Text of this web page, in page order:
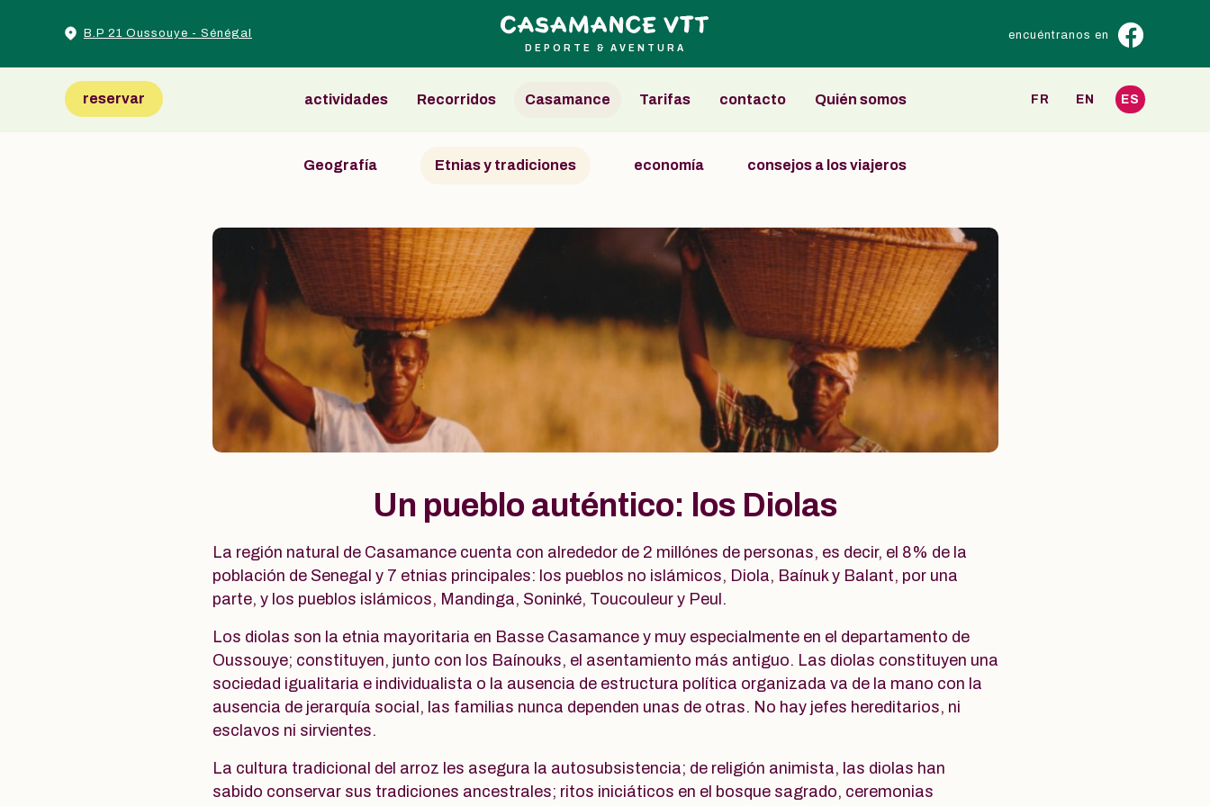
B.P 21 Oussouye - Sénégal
DEPORTE & AVENTURA
encuéntranos en
reservar actividades Recorridos Casamance Tarifas contacto Quién somos FR EN ES
Geografía Etnias y tradiciones economía consejos a los viajeros
Un pueblo auténtico: los Diolas
La región natural de Casamance cuenta con alrededor de 2 millónes de personas, es decir, el 8% de la
población de Senegal y 7 etnias principales: los pueblos no islámicos, Diola, Baínuk y Balant, por una
parte, y los pueblos islámicos, Mandinga, Soninké, Toucouleur y Peul.
Los diolas son la etnia mayoritaria en Basse Casamance y muy especialmente en el departamento de
Oussouye; constituyen, junto con los Baínouks, el asentamiento más antiguo. Las diolas constituyen una
sociedad igualitaria e individualista o la ausencia de estructura política organizada va de la mano con la
ausencia de jerarquía social, las familias nunca dependen unas de otras. No hay jefes hereditarios, ni
esclavos ni sirvientes.
La cultura tradicional del arroz les asegura la autosubsistencia; de religión animista, las diolas han
sabido conservar sus tradiciones ancestrales; ritos iniciáticos en el bosque sagrado, ceremonias